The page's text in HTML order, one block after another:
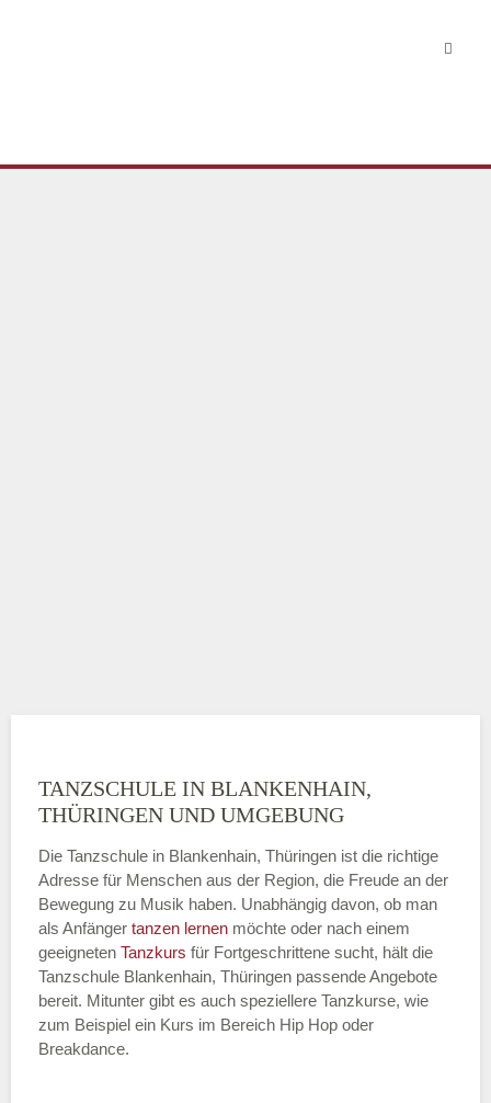
TANZSCHULE IN BLANKENHAIN,
THÜRINGEN UND UMGEBUNG
Die Tanzschule in Blankenhain, Thüringen ist die richtige
Adresse für Menschen aus der Region, die Freude an der
Bewegung zu Musik haben. Unabhängig davon, ob man
als Anfänger tanzen lernen möchte oder nach einem
geeigneten Tanzkurs für Fortgeschrittene sucht, hält die
Tanzschule Blankenhain, Thüringen passende Angebote
bereit. Mitunter gibt es auch speziellere Tanzkurse, wie
zum Beispiel ein Kurs im Bereich Hip Hop oder
Breakdance.